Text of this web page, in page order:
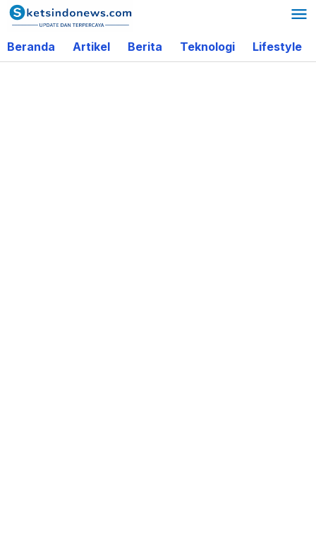
Lewati
ke
konten
Beranda Artikel Berita Teknologi Lifestyle